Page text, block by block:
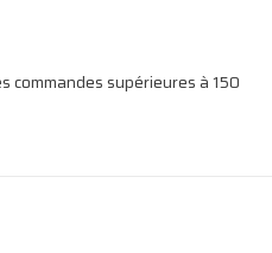
commandes supérieures à 150